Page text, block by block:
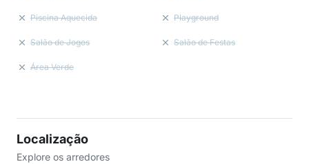
Piscina Aquecida Playground
Salão de Jogos Salão de Festas
Área Verde
Localização
Explore os arredores